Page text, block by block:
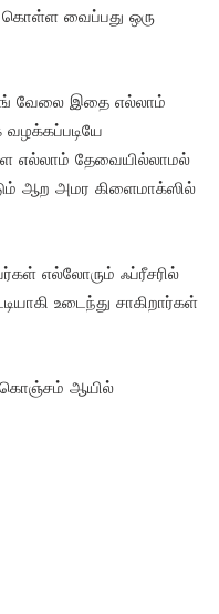
கொள்ள வைப்பது ஒரு
வேலை இதை எல்லாம்
எல்லாம் தேவையில்லாமல்
ஆற அமர கிளைமாக்ஸில்
எல்லோரும் ஃப்ரீசரில்
உடைந்து சாகிறார்கள்
கொஞ்சம் ஆயில்